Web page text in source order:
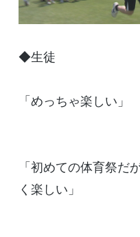
◆生徒
「めっちゃ楽しい」
「初めての体育祭だ
く楽しい」